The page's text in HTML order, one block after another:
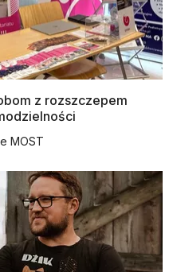
z rozszczepem
MOST